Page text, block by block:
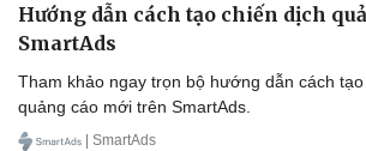
Hướng dẫn cách tạo chiến dịch
SmartAds
Tham khảo ngay trọn bộ hướng dẫn cách
quảng cáo mới trên SmartAds.
| SmartAds